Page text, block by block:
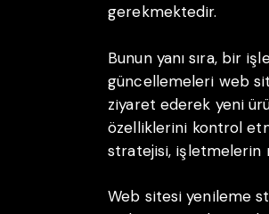
gerekmektedir.
Bunun yanı sıra, bir
güncellemeleri web
ziyaret ederek yeni
özelliklerini kontrol
stratejisi, işletmelerin
Web sitesi yenileme